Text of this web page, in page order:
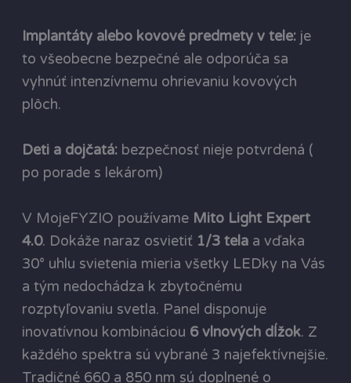
Implantáty alebo kovové predmety v tele: je
to všeobecne bezpečné ale odporúča sa
vyhnúť intenzívnemu ohrievaniu kovových
plôch.
Deti a dojčatá: bezpečnosť nieje potvrdená (
po porade s lekárom)
V MojeFYZIO používame Mito Light Expert
4.0. Dokáže naraz osvietiť 1/3 tela a vďaka
30° uhlu svietenia mieria všetky LEDky na Vás
a tým nedochádza k zbytočnému
rozptyľovaniu svetla. Panel disponuje
inovatívnou kombináciou 6 vlnových dĺžok. Z
každého spektra sú vybrané 3 najefektívnejšie.
Tradičné 660 a 850 nm sú doplnené o